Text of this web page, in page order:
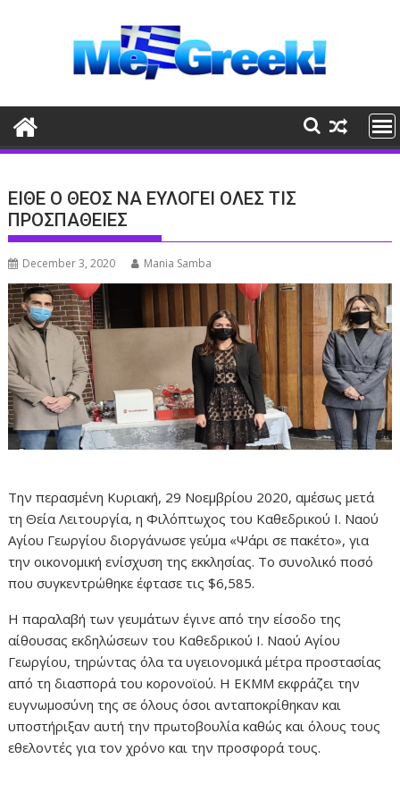
ΕΙΘΕ Ο ΘΕΟΣ ΝΑ ΕΥΛΟΓΕΙ ΟΛΕΣ ΤΙΣ
ΠΡΟΣΠΑΘΕΙΕΣ
December 3, 2020 Mania Samba
Την περασμένη Κυριακή, 29 Νοεμβρίου 2020, αμέσως μετά
τη Θεία Λειτουργία, η Φιλόπτωχος του Καθεδρικού Ι. Ναού
Αγίου Γεωργίου διοργάνωσε γεύμα «Ψάρι σε πακέτο», για
την οικονομική ενίσχυση της εκκλησίας. Το συνολικό ποσό
που συγκεντρώθηκε έφτασε τις $6,585.
Η παραλαβή των γευμάτων έγινε από την είσοδο της
αίθουσας εκδηλώσεων του Καθεδρικού Ι. Ναού Αγίου
Γεωργίου, τηρώντας όλα τα υγειονομικά μέτρα προστασίας
από τη διασπορά του κορονοϊού. Η ΕΚΜΜ εκφράζει την
ευγνωμοσύνη της σε όλους όσοι ανταποκρίθηκαν και
υποστήριξαν αυτή την πρωτοβουλία καθώς και όλους τους
εθελοντές για τον χρόνο και την προσφορά τους.